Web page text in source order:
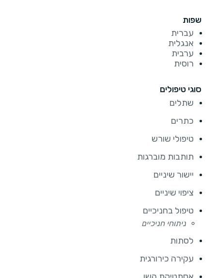
שפות
עברית
אנגלית
ערבית
רוסית
סוגי טיפולים
שתלים
כתרים
טיפולי שורש
תותבות מוברגות
יישור שיניים
ציפוי שיניים
טיפול בחניכיים
ניתוחי חניכיים
לסתות
עקירה כירורגית